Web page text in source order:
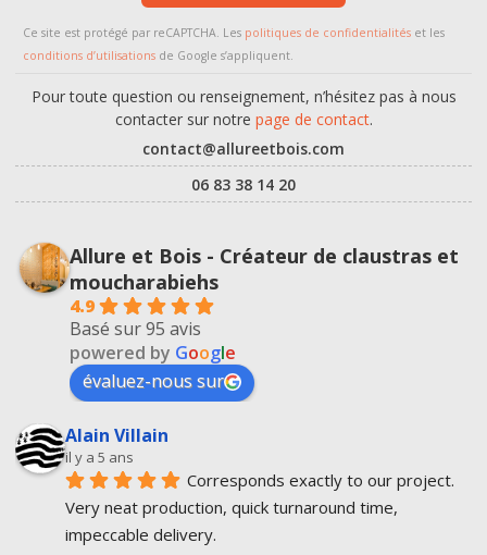
Ce site est protégé par reCAPTCHA. Les politiques de confidentialités et les
conditions d’utilisations de Google s’appliquent.
Pour toute question ou renseignement, n’hésitez pas à nous
contacter sur notre page de contact.
contact@allureetbois.com
06 83 38 14 20
Allure et Bois - Créateur de claustras et
moucharabiehs
4.9
Basé sur 95 avis
powered by Google
évaluez-nous sur
Alain Villain
il y a 5 ans
Corresponds exactly to our project.
Very neat production, quick turnaround time,
impeccable delivery.